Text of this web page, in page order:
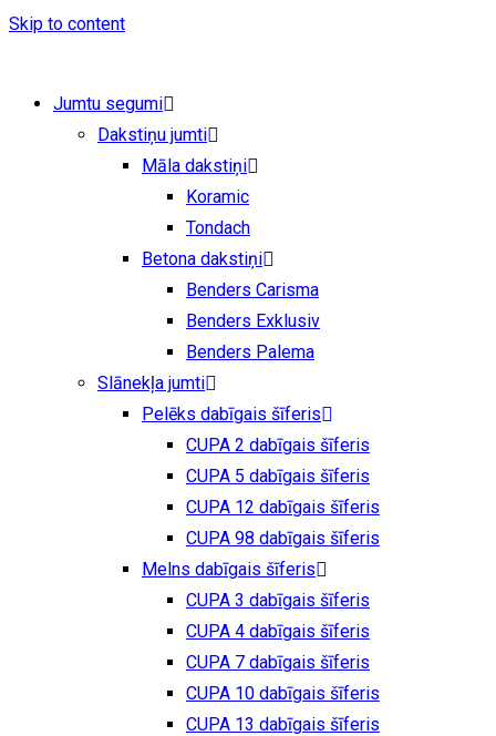
Skip to content
Jumtu segumi
Dakstiņu jumti
Māla dakstiņi
Koramic
Tondach
Betona dakstiņi
Benders Carisma
Benders Exklusiv
Benders Palema
Slānekļa jumti
Pelēks dabīgais šīferis
CUPA 2 dabīgais šīferis
CUPA 5 dabīgais šīferis
CUPA 12 dabīgais šīferis
CUPA 98 dabīgais šīferis
Melns dabīgais šīferis
CUPA 3 dabīgais šīferis
CUPA 4 dabīgais šīferis
CUPA 7 dabīgais šīferis
CUPA 10 dabīgais šīferis
CUPA 13 dabīgais šīferis